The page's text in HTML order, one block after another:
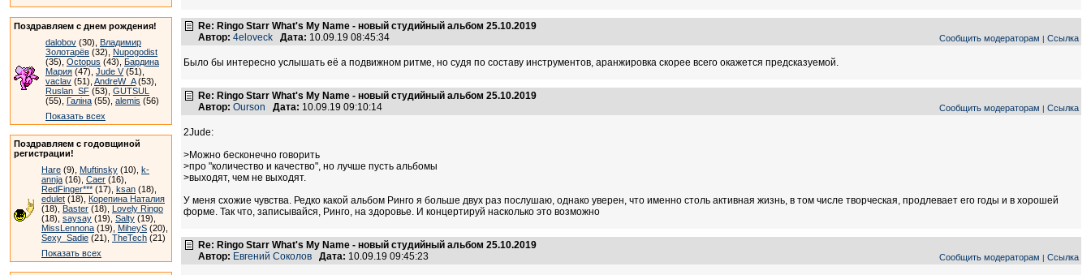
Поздравляем с днем рождения!
dalobov (30), Владимир
Золотарёв (32), Nupogodist
(35), Octopus (43), Бардина
Мария (47), Jude V(51),
vaclav (51), AndreW_A(53),
Ruslan_SF (53), GUTSUL
(55), Галіна (55), alemis (56)
Показать всех
Поздравляем с годовщиной
регистрации!
Hare (9), Muftinsky (10), k-
annja (16), Caer (16),
RedFinger*** (17), ksan (18),
edulet (18), Корепина Наталия
(18), Baster (18), Lovely Ringo
(18), saysay (19), Salty (19),
MissLennona (19), MiheyS (20),
Sexy_Sadie (21), TheTech (21)
Показать всех
Re: Ringo Starr What's My Name - новый студийный альбом 25.10.2019
Автор: 4eloveck Дата: 10.09.19 08:45:34 Сообщить модераторам | Ссылка
Было бы интересно услышать её а подвижном ритме, но судя по составу инструментов, аранжировка скорее всего окажется предсказуемой.
Re: Ringo Starr What's My Name - новый студийный альбом 25.10.2019
Автор: Ourson Дата: 10.09.19 09:10:14 Сообщить модераторам | Ссылка
2Jude:
>Можно бесконечно говорить
>про "количество и качество", но лучше пусть альбомы
>выходят, чем не выходят.
У меня схожие чувства. Редко какой альбом Ринго я больше двух раз послушаю, однако уверен, что именно столь активная жизнь, в том числе творческая, продлевает его годы и в хорошей
форме. Так что, записывайся, Ринго, на здоровье. И концертируй насколько это возможно
Re: Ringo Starr What's My Name - новый студийный альбом 25.10.2019
Автор: Евгений Соколов Дата: 10.09.19 09:45:23 Сообщить модераторам | Ссылка